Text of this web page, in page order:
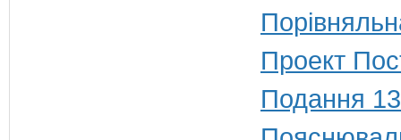
Проект
Подання